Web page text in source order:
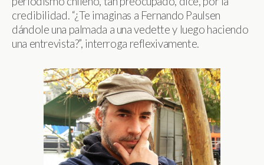
credibilidad. “¿Te imaginas a Fernando Paulsen
dándole una palmada a una vedette y luego haciendo
una entrevista?”, interroga reflexivamente.